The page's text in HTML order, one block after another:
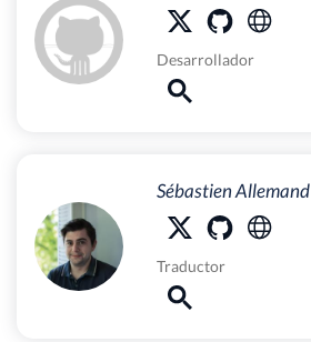
Desarrollador
Sébastien Allemand
Traductor